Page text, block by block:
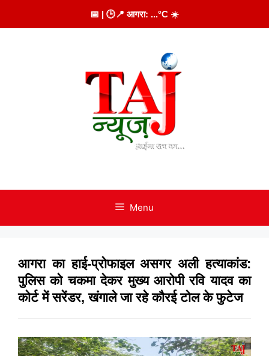
to
📅 | 🕒📍 आगरा: ...°C ☀️
Menu
आगरा का हाई-प्रोफाइल असगर अली हत्याकांड:
पुलिस को चकमा देकर मुख्य आरोपी रवि यादव का
कोर्ट में सरेंडर, खंगाले जा रहे कौरई टोल के फुटेज